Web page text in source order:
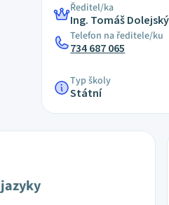
Ředitel/ka
Ing. Tomáš Dolejský
Telefon na ředitele/ku
734 687 065
Typ školy
Státní